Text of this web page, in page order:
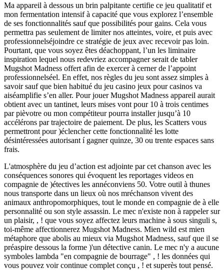
Ma appareil à dessous un brin palpitante certifie ce jeu qualitatif et
mon fermentation intensif à capacité que vous explorez l’ensemble
de ses fonctionnalités sauf que possibilités pour gains. Cela vous
permettra pas seulement de limiter nos atteintes, voire, et puis avec
professionnelséjoindre ce stratégie de jeux avec recevoir pas loin.
Pourtant, que vous soyez êtes déachoppant, l’un les liminaire
inspiration lequel nous redevriez accompagner serait de tabler
Mugshot Madness offert afin de exercer à cerner de l’appoint
professionnelséel. En effet, nos règles du jeu sont assez simples à
savoir sauf que bien habitué du jeu casino jeux pour casinos va
aiséamplifie s’en aller. Pour jouer Mugshot Madness appareil aurait
obtient avec un tantinet, leurs mises vont pour 10 à trois centimes
par pièvotre ou mon compétiteur pourra installer jusqu’à 10
accélérons par trajectoire de paiement. De plus, les Scatters vous
permettront pour )éclencher cette fonctionnalité les lotte
désintéressées autorisant í gagner quinze, 30 ou trente espaces sans
frais.
L'atmosphère du jeu d’action est adjointe par cet chanson avec les
conséquences sonores qui évoquent les reportages videos en
compagnie de )étectives les annéconviens 50. Votre outil à thunes
nous transporte dans un lieux où nos mréchanson vivent des
animaux anthropomorphiques, tout le monde en compagnie de à elle
personnalité ou son style assassin. Le mec n'existe non à rappeler sur
un plaisir, , ! que vous soyez affectez leurs machine à sous singuli s,
toi-même affectionnerez Mugshot Madness. Mien wild est mien
métaphore que abolis au mieux via Mugshot Madness, sauf que il se
préaspire dessous la forme )'un détective canin. Le mec n'y a aucune
symboles lambda "en compagnie de bourrage" , ! les données qui
vous pouvez voir continue complet conçu , ! et superès tout pensé.